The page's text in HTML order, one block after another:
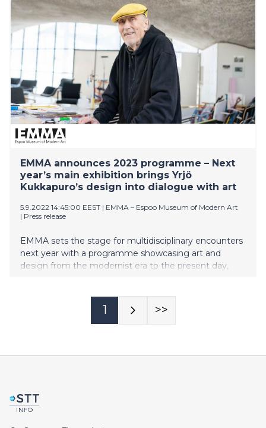
HAM Helsingin taidemuseo. Helsinki Biennaali 2023
avautuu yleisölle Helsinki-päivänä 12. kesäkuuta.
EMMA announces 2023 programme – Next
year’s main exhibition brings Yrjö
Kukkapuro’s design into dialogue with art
5.9.2022 14:45:00 EEST | EMMA – Espoo Museum of Modern Art
| Press release
EMMA sets the stage for multidisciplinary encounters
next year with a programme showcasing art and
design from the modernist era to the present day,
1 >>